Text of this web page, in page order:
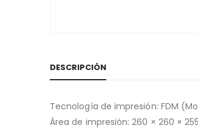
DESCRIPCIÓN
Tecnología de impresión: FDM
Área de impresión: 260 × 260 ×